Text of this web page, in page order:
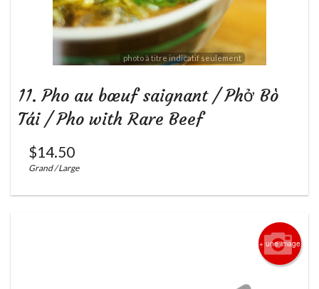
photo à titre indicatif seulement
11. Pho au bœuf saignant / Phở Bò
Tái / Pho with Rare Beef
$14.50
Grand / Large
+ une image